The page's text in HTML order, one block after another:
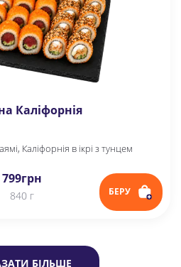
Каліфорнія
Каліфорнія в ікрі з тунцем
799грн
840 г БЕРУ
БІЛЬШЕ